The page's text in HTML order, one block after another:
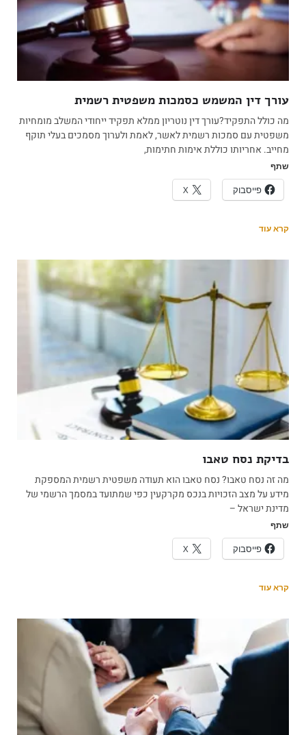
עורך דין המשמש כסמכות משפטית רשמית
מה כולל התפקיד?עורך דין נוטריון ממלא תפקיד ייחודי המשלב מומחיות
משפטית עם סמכות רשמית לאשר, לאמת ולערוך מסמכים בעלי תוקף
מחייב. אחריותו כוללת אימות חתימות,
שתף
פייסבוק X
קרא עוד
בדיקת נסח טאבו
מה זה נסח טאבו? נסח טאבו הוא תעודה משפטית רשמית המספקת
מידע על מצב הזכויות בנכס מקרקעין כפי שמתועד במסמך הרשמי של
מדינת ישראל –
שתף
פייסבוק X
קרא עוד